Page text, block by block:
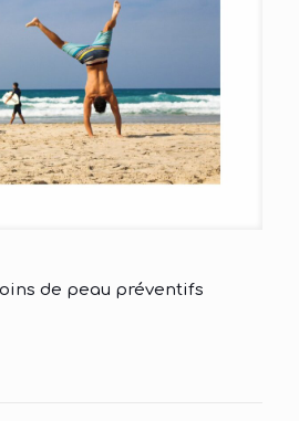
de peau préventifs